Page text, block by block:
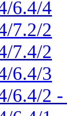
6.4/4
7.2/2
7.4/2
6.4/3
6.4/2 -